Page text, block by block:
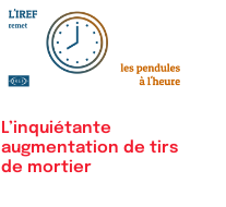
L’inquiétante
augmentation de tirs
de mortier